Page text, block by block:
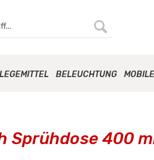
BELEUCHTUNG
Sprühdose 400